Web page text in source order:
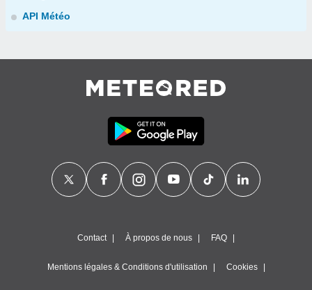
API Météo
Contact À propos de nous FAQ
Mentions légales & Conditions d'utilisation Cookies